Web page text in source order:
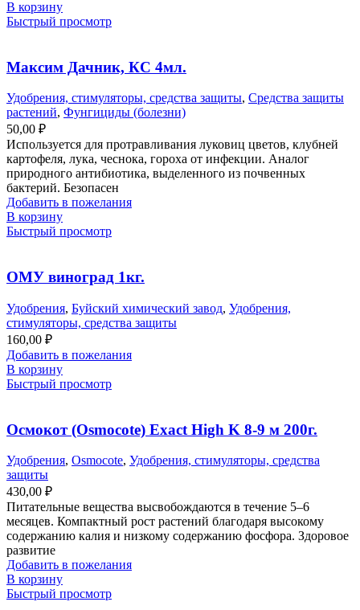
В корзину
Быстрый просмотр
Максим Дачник, КС 4мл.
Удобрения, стимуляторы, средства защиты, Средства защиты
растений, Фунгициды (болезни)
50,00 ₽
Используется для протравливания луковиц цветов, клубней
картофеля, лука, чеснока, гороха от инфекции. Аналог
природного антибиотика, выделенного из почвенных
бактерий. Безопасен
Добавить в пожелания
В корзину
Быстрый просмотр
ОМУ виноград 1кг.
Удобрения, Буйский химический завод, Удобрения,
стимуляторы, средства защиты
160,00 ₽
Добавить в пожелания
В корзину
Быстрый просмотр
Осмокот (Osmocote) Exact High K 8-9 м 200г.
Удобрения, Osmocote, Удобрения, стимуляторы, средства
защиты
430,00 ₽
Питательные вещества высвобождаются в течение 5–6
месяцев. Компактный рост растений благодаря высокому
содержанию калия и низкому содержанию фосфора. Здоровое
развитие
Добавить в пожелания
В корзину
Быстрый просмотр